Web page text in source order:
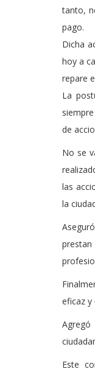
tanto,
pago.
Dicha
hoy a
repare
La
de
No se
las
la
eficaz y
Este